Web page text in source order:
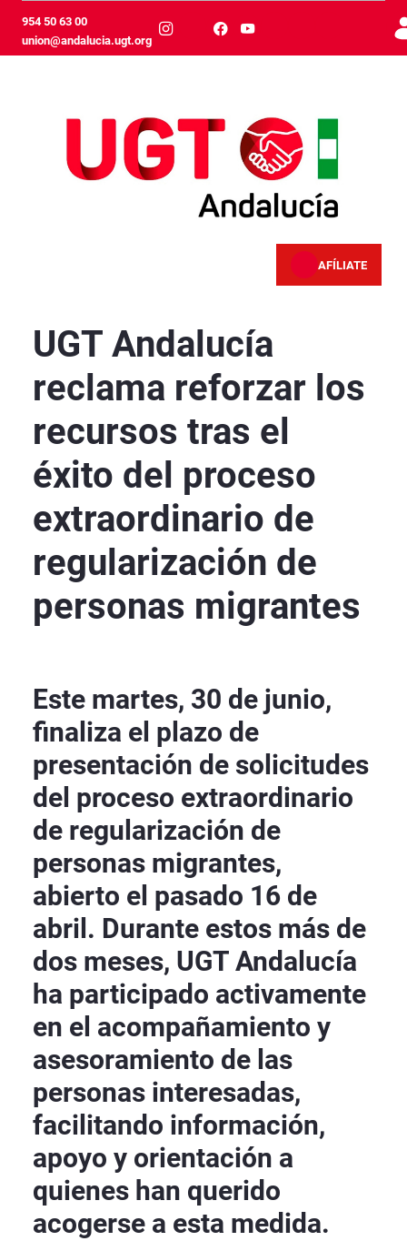
Skip to Main Content
954 50 63 00
union@andalucia.ugt.org
AFÍLIATE
UGT Andalucía
reclama reforzar los
recursos tras el
éxito del proceso
extraordinario de
regularización de
personas migrantes
Este martes, 30 de junio,
finaliza el plazo de
presentación de solicitudes
del proceso extraordinario
de regularización de
personas migrantes,
abierto el pasado 16 de
abril. Durante estos más de
dos meses, UGT Andalucía
ha participado activamente
en el acompañamiento y
asesoramiento de las
personas interesadas,
facilitando información,
apoyo y orientación a
quienes han querido
acogerse a esta medida.